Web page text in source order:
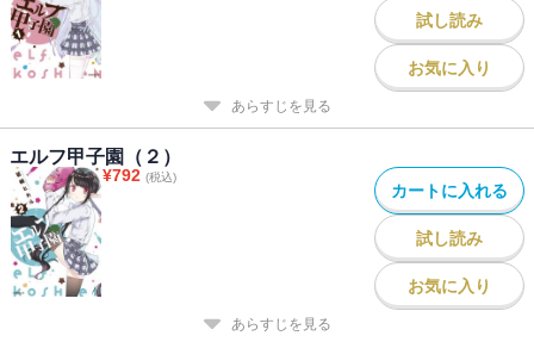
試し読み
お気に入り
あらすじを見る
エルフ甲子園（２）
¥792 (税込)
カートに入れる
試し読み
お気に入り
あらすじを見る